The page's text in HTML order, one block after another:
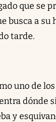
que se
busca a su
tarde.
uno de
dónde
y